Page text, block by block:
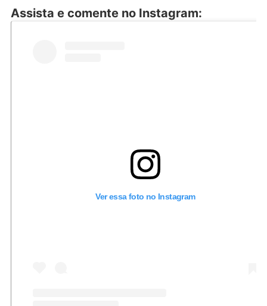
Assista e comente no Instagram:
Ver essa foto no Instagram